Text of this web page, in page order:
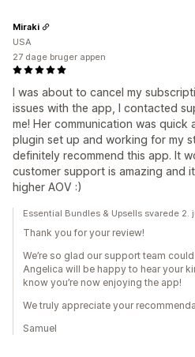
I was about to cancel my
issues with the app, I contacted
me! Her communication was quick
plugin set up and working for my
definitely recommend this app. It
customer support is amazing and
higher AOV :)
Miraki
USA
27 dage bruger appen
Essential Bundles & Upsells svarede 2.
Thank you for your review!
We’re so glad our support team
Angelica will be happy to hear your
know you’re now enjoying the app!
We truly appreciate your
Samuel